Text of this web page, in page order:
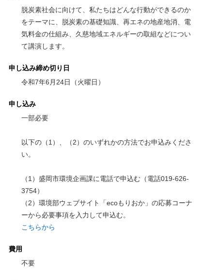
脱炭素社会に向けて、私たちはどんな行動ができるのか
をテーマに、脱炭素の基礎知識、再エネの地産地消、電
気料金の仕組み、久慈地域エネルギーの取組などについ
て講演します。
申し込み締め切り日
令和7年6月24日（火曜日）
申し込み
一部必要
以下の（1）、（2）のいずれかの方法でお申込みくださ
い。
（1）盛岡市環境企画課に電話で申込む（電話019-626-
3754）
（2）環境部ウェブサイト「ecoもりおか」の応募コーナ
ーから必要事項を入力して申込む。
こちらから
費用
不要